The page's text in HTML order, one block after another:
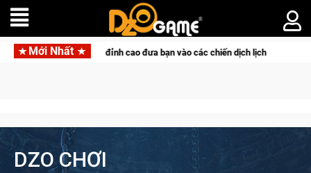
Mới Nhất
súng PvP tọa độ đỉnh cao đưa bạn vào các chiến dịch lịch sử khốc liệt
DZO CHƠI